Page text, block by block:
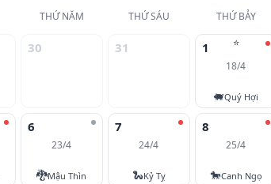
THỨ NĂM THỨ SÁU THỨ BẢY
30 31 ⭐
1
18/4
🐖Quý Hợi
6
23/4
🐉Mậu Thìn
7
24/4
🐍Kỷ Tỵ
8
25/4
🐎Canh Ngọ